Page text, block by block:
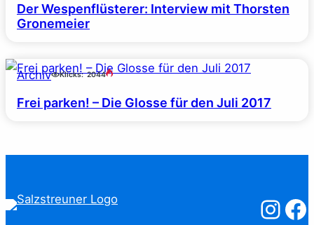
Der Wespenflüsterer: Interview mit Thorsten
Gronemeier
Archiv Klicks: 2044
Frei parken! – Die Glosse für den Juli 2017